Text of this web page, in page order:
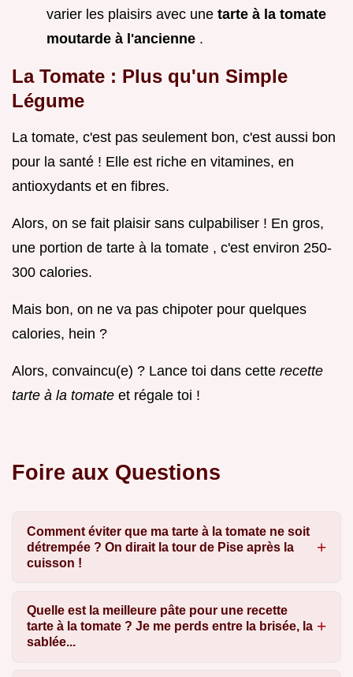
varier les plaisirs avec une tarte à la tomate
moutarde à l'ancienne .
La Tomate : Plus qu'un Simple
Légume
La tomate, c'est pas seulement bon, c'est aussi bon
pour la santé ! Elle est riche en vitamines, en
antioxydants et en fibres.
Alors, on se fait plaisir sans culpabiliser ! En gros,
une portion de tarte à la tomate , c'est environ 250-
300 calories.
Mais bon, on ne va pas chipoter pour quelques
calories, hein ?
Alors, convaincu(e) ? Lance toi dans cette recette
tarte à la tomate et régale toi !
Foire aux Questions
Comment éviter que ma tarte à la tomate ne soit
détrempée ? On dirait la tour de Pise après la
cuisson !
Quelle est la meilleure pâte pour une recette
tarte à la tomate ? Je me perds entre la brisée, la
sablée...